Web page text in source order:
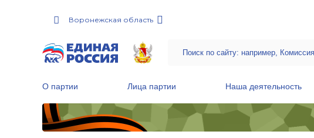
Воронежская область
О партии Лица партии Наша деятельность